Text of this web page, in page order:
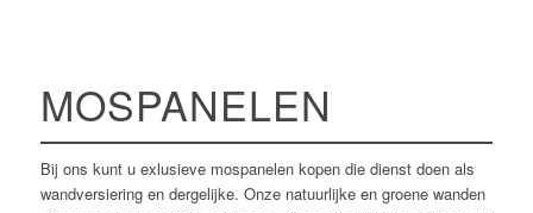
MOSPANELEN
Bij ons kunt u exlusieve mospanelen kopen die dienst doen als
wandversiering en dergelijke. Onze natuurlijke en groene wanden